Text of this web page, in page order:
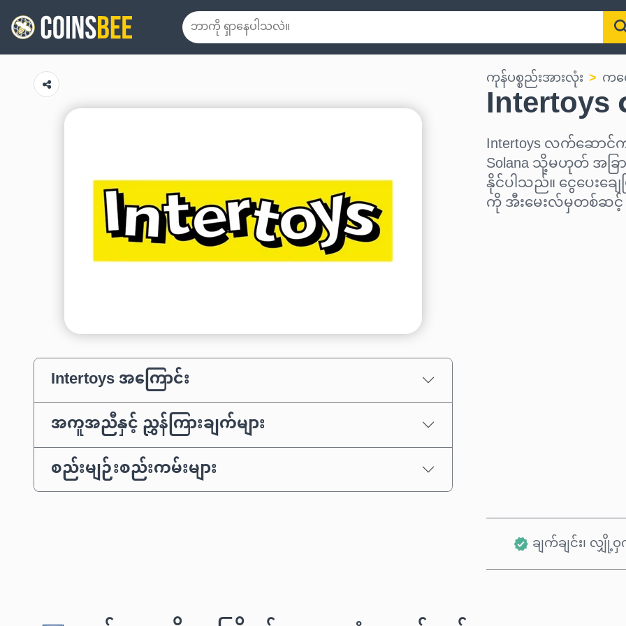
Intertoys အကြောင်း
အကူအညီနှင့် ညွှန်ကြားချက်များ
စည်းမျဉ်းစည်းကမ်းများ
ကုန်ပစ္စည်းအားလုံး ကလ
Intertoys လက်ဆောင်ကတ်
Solana သို့မဟုတ် အခြာ
နိုင်ပါသည်။ ငွေပေးခ
ကို အီးမေးလ်မှတစ်ဆင့်
ချက်ချင်း၊ လျှို့